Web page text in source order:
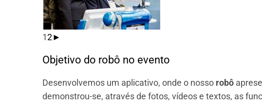
12►
Objetivo do robô no evento
Desenvolvemos um aplicativo, onde o nosso robô
demonstrou-se, através de fotos, vídeos e textos, as